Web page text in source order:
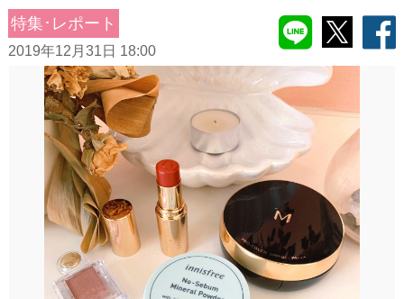
特集･レポート
2019年12月31日 18:00